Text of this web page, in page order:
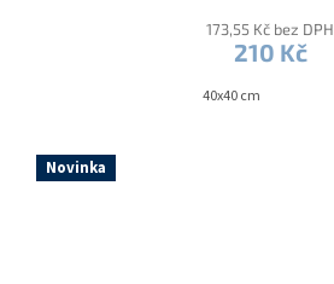
173,55 Kč bez DPH
210 Kč
40x40 cm
Novinka